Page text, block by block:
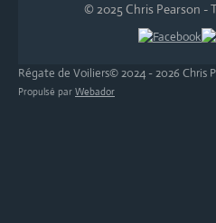
© 2025 Chris Pearson -
Régate de Voiliers© 2024 - 2026 Chris
Propulsé par Webador